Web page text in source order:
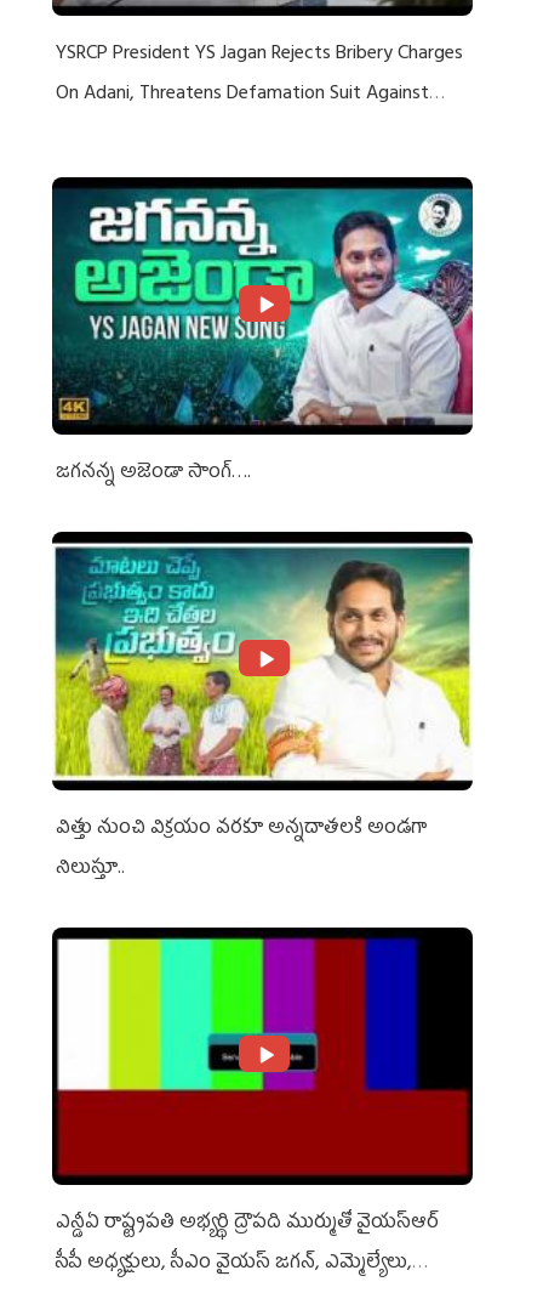
YSRCP President YS Jagan Rejects Bribery Charges
On Adani, Threatens Defamation Suit Against
జగనన్న అజెండా సాంగ్….
విత్తు నుంచి విక్రయం వరకూ అన్నదాతలకి అండగా
నిలుస్తూ..
ఎన్డీఏ రాష్ట్ర‌ప‌తి అభ్య‌ర్థి ద్రౌప‌ది ముర్ముతో వైయ‌స్ఆర్
సీపీ అధ్య‌క్షులు, సీఎం వైయ‌స్ జ‌గ‌న్, ఎమ్మెల్యేలు,